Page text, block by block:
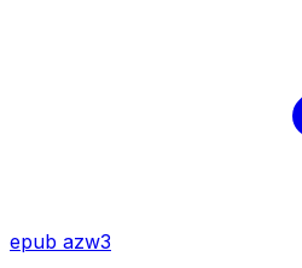
epub azw3